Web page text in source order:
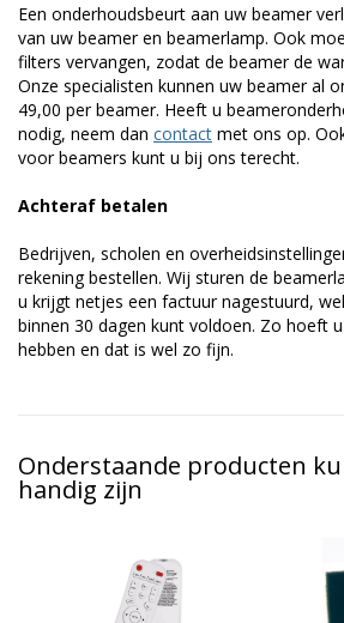
Een onderhoudsbeurt aan uw beamer
van uw beamer en beamerlamp. Ook
filters vervangen, zodat de beamer de
Onze specialisten kunnen uw beamer al
49,00 per beamer. Heeft u
nodig, neem dan contact met ons op.
voor beamers kunt u bij ons terecht.
Achteraf betalen
Bedrijven, scholen en
rekening bestellen. Wij sturen de
u krijgt netjes een factuur nagestuurd,
binnen 30 dagen kunt voldoen. Zo hoeft
hebben en dat is wel zo fijn.
Onderstaande producten
handig zijn